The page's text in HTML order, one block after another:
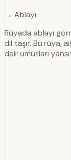
→ Ablayı
Rüyada ablayı
dil taşır. Bu rüya,
dair umutları